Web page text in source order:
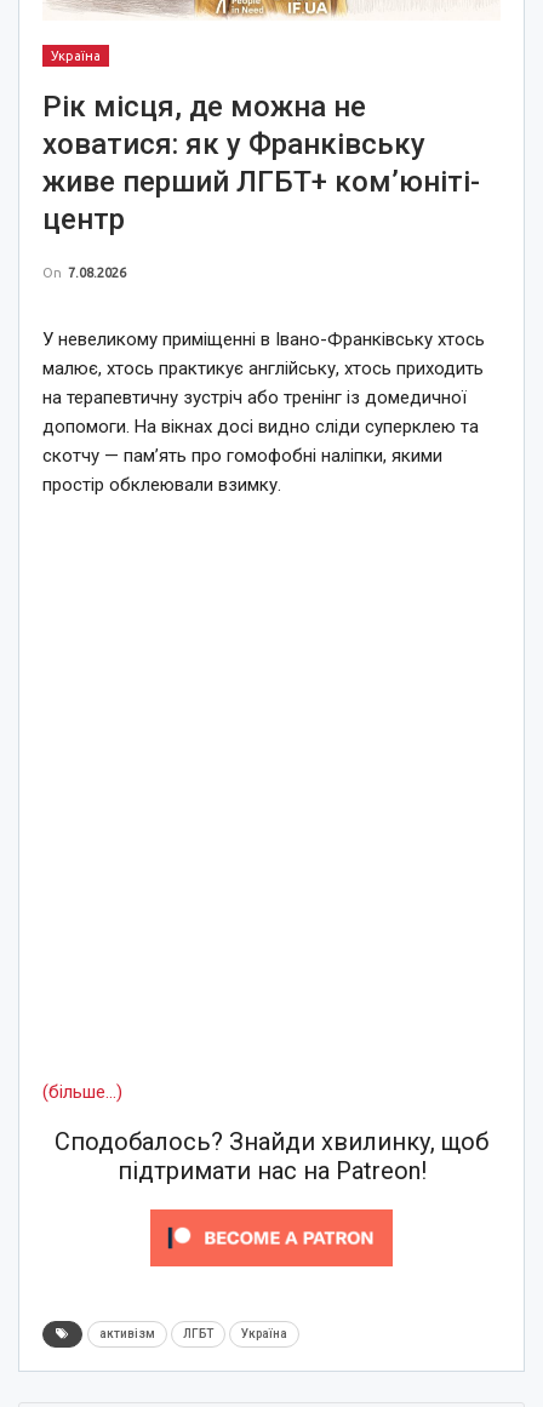
Україна
Рік місця, де можна не
ховатися: як у Франківську
живе перший ЛГБТ+ ком’юніті-
центр
On 7.08.2026
У невеликому приміщенні в Івано-Франківську хтось
малює, хтось практикує англійську, хтось приходить
на терапевтичну зустріч або тренінг із домедичної
допомоги. На вікнах досі видно сліди суперклею та
скотчу — пам’ять про гомофобні наліпки, якими
простір обклеювали взимку.
(більше…)
Сподобалось? Знайди хвилинку, щоб
підтримати нас на Patreon!
активізм ЛГБТ Україна